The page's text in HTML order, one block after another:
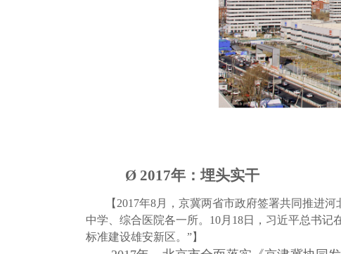
Ø 2017年：埋头实干
【 2017年8月，京冀两省市政府签署共同推进
中学、综合医院各一所。10月18日，习近平总书记
标准建设雄安新区。”】